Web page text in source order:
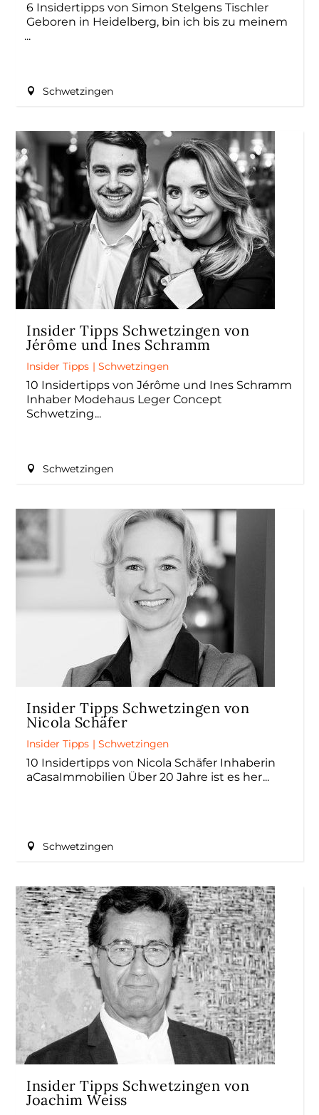
6 Insidertipps von Simon Stelgens Tischler
Geboren in Heidelberg, bin ich bis zu meinem
Schwetzingen
Insider Tipps Schwetzingen von
Jérôme und Ines Schramm
Insider Tipps |Schwetzingen
10 Insidertipps von Jérôme und Ines Schramm
Inhaber Modehaus Leger Concept
Schwetzing
Schwetzingen
Insider Tipps Schwetzingen von
Nicola Schäfer
Insider Tipps |Schwetzingen
10 Insidertipps von Nicola Schäfer Inhaberin
aCasaImmobilien Über 20 Jahre ist es her
Schwetzingen
Insider Tipps Schwetzingen von
Joachim Weiss